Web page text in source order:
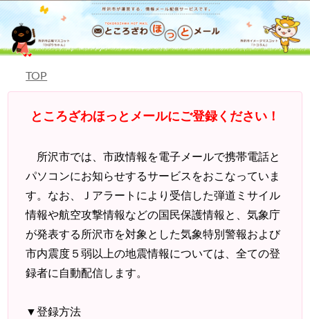
TOP
ところざわほっとメールにご登録ください！
所沢市では、市政情報を電子メールで携帯電話と
パソコンにお知らせするサービスをおこなっていま
す。なお、Ｊアラートにより受信した弾道ミサイル
情報や航空攻撃情報などの国民保護情報と、気象庁
が発表する所沢市を対象とした気象特別警報および
市内震度５弱以上の地震情報については、全ての登
録者に自動配信します。
▼登録方法